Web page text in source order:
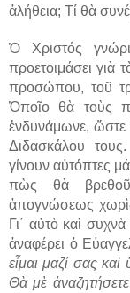
ἀλήθεια; Τί θὰ
Ὁ Χριστός
προετοιμάσει γιὰ
προσώπου, τοῦ
Ὁποῖο θὰ τοὺς
ἐνδυνάμωνε, ὥστε
Διδασκάλου
γίνουν αὐτόπτες
πὼς θὰ
ἀπογνώσεως
Γι΄ αὐτὸ καὶ
ἀναφέρει ὁ
εἶμαι μαζί σας
Θὰ μὲ